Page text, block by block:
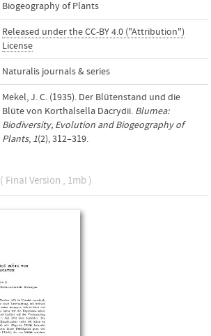
Biogeography of Plants
Released under the CC-BY 4.0 ("Attribution")
License
Naturalis journals & series
Mekel, J. C. (1935). Der Blütenstand und die
Blüte von Korthalsella Dacrydii. Blumea:
Biodiversity, Evolution and Biogeography of
Plants, 1(2), 312–319.
( Final Version , 1mb )